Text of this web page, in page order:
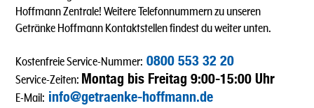
Hoffmann Zentrale! Weitere Telefonnummern zu unseren
Getränke Hoffmann Kontaktstellen findest du weiter unten.
Kostenfreie Service-Nummer: 0800 553 32 20
Service-Zeiten: Montag bis Freitag 9:00-15:00 Uhr
E-Mail: info@getraenke-hoffmann.de